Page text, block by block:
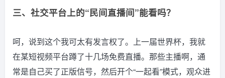
三、社交平台上的“民间直播间”能看吗？
呵，说到这个我可太有发言权了。上一届世界杯，我就
在某短视频平台蹲了十几场免费直播。那些主播啊，通
常是自己买了正版信号，然后开个“一起看”模式，观众进